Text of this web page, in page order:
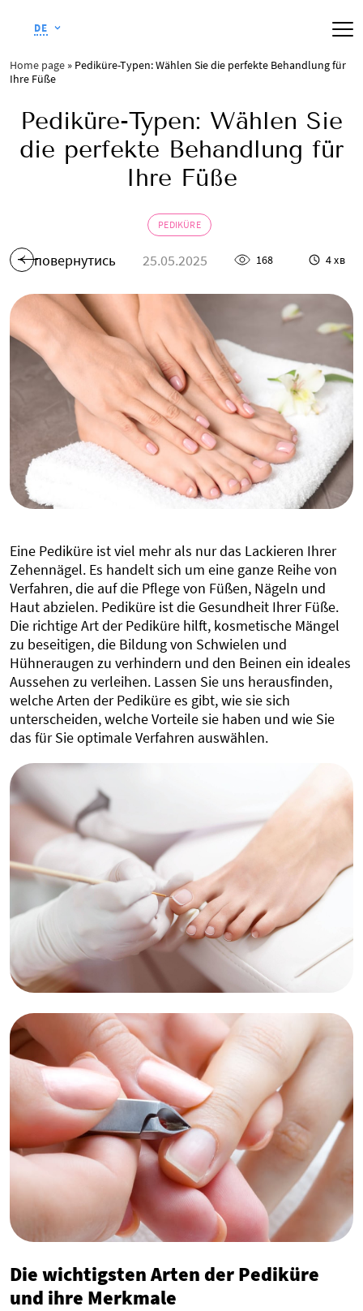
DE
Home page » Pediküre-Typen: Wählen Sie die perfekte Behandlung für
Ihre Füße
Pediküre-Typen: Wählen Sie
die perfekte Behandlung für
Ihre Füße
PEDIKÜRE
повернутись 25.05.2025 168 4 хв
Eine Pediküre ist viel mehr als nur das Lackieren Ihrer
Zehennägel. Es handelt sich um eine ganze Reihe von
Verfahren, die auf die Pflege von Füßen, Nägeln und
Haut abzielen. Pediküre ist die Gesundheit Ihrer Füße.
Die richtige Art der Pediküre hilft, kosmetische Mängel
zu beseitigen, die Bildung von Schwielen und
Hühneraugen zu verhindern und den Beinen ein ideales
Aussehen zu verleihen. Lassen Sie uns herausfinden,
welche Arten der Pediküre es gibt, wie sie sich
unterscheiden, welche Vorteile sie haben und wie Sie
das für Sie optimale Verfahren auswählen.
Die wichtigsten Arten der Pediküre
und ihre Merkmale